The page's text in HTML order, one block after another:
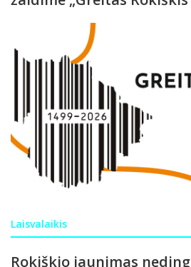
Laisvalaikis
Rokiškio jaunimas